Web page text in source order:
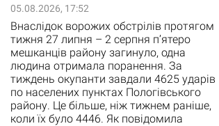
05.08.2026, 17:52
Внаслідок ворожих обстрілів протягом
тижня 27 липня – 2 серпня п’ятеро
мешканців району загинуло, одна
людина отримала поранення. За
тиждень окупанти завдали 4625 ударів
по населених пунктах Пологівського
району. Це більше, ніж тижнем раніше,
коли їх було 4446. Як повідомила